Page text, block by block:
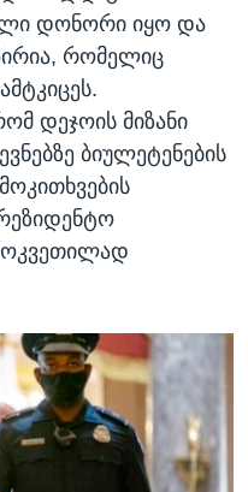
დონორი იყო და
რომელიც
დეჯოის მიზანი
ბიულეტენების